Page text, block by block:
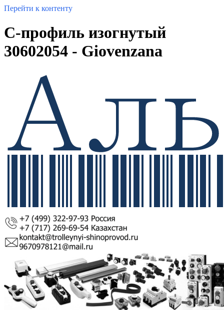
Перейти к контенту
С-профиль изогнутый
30602054 - Giovenzana